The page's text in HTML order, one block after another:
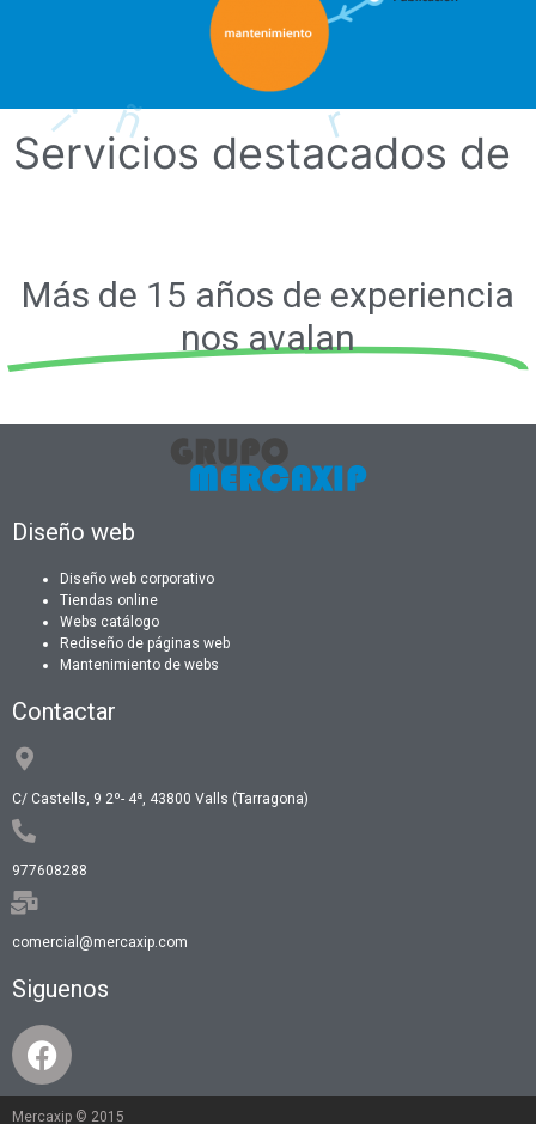
Servicios destacados de
i t
Más de 15 años de experiencia
nos avalan
Diseño web
Diseño web corporativo
Tiendas online
Webs catálogo
Rediseño de páginas web
Mantenimiento de webs
Contactar
C/ Castells, 9 2º- 4ª, 43800 Valls (Tarragona)
977608288
comercial@mercaxip.com
Siguenos
Mercaxip © 2015